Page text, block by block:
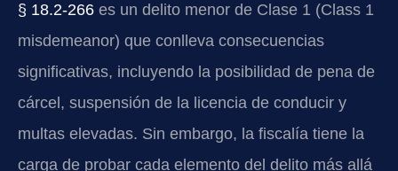
§ 18.2-266 es un delito menor de Clase 1 (Class 1
misdemeanor) que conlleva consecuencias
significativas, incluyendo la posibilidad de pena de
cárcel, suspensión de la licencia de conducir y
multas elevadas. Sin embargo, la fiscalía tiene la
carga de probar cada elemento del delito más allá